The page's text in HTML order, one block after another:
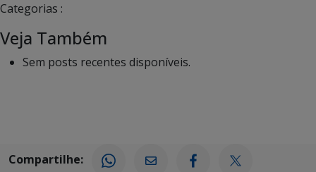
Categorias :
Veja Também
Sem posts recentes disponíveis.
Compartilhe: